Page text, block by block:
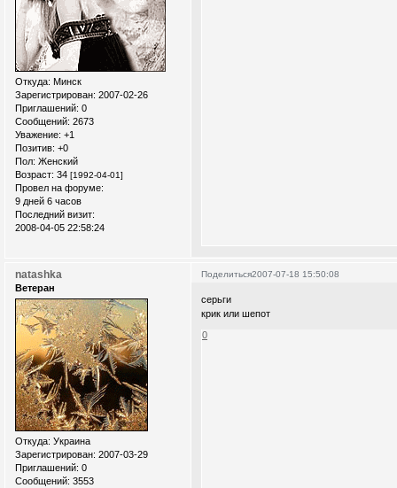
Откуда: Минск
Зарегистрирован: 2007-02-26
Приглашений: 0
Сообщений: 2673
Уважение: +1
Позитив: +0
Пол: Женский
Возраст: 34 [1992-04-01]
Провел на форуме:
9 дней 6 часов
Последний визит:
2008-04-05 22:58:24
Поделиться2007-07-18 15:50:08
natashka
Ветеран
Откуда: Украина
Зарегистрирован: 2007-03-29
Приглашений: 0
Сообщений: 3553
серьги
крик или шепот
0